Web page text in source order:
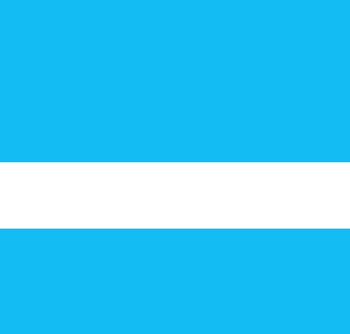
bisa jadi terbersit